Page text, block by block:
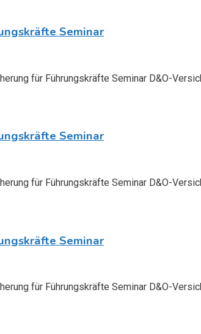
Seminar
für Führungskräfte Seminar D&O-
Seminar
für Führungskräfte Seminar D&O-
Seminar
für Führungskräfte Seminar D&O-